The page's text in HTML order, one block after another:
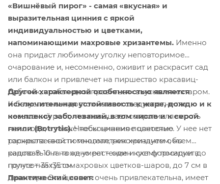
«Вишнёвый пирог» - самая «вкусная» и
выразительная цинния с яркой
индивидуальностью и цветками,
напоминающими махровые хризантемы. Именно
она придаст любимому уголку неповторимое
очарование и, несомненно, оживит и раскрасит сад
или балкон и привлечет на пиршество красавиц-
бабочек, чтобы «дозаправиться» вкусным нектаром.
К безусловным достоинствам следует отнести
невысокий рост, что повышает сопротивляемость
непогоде, а также нескончаемое цветение. У нее нет
торжественности многолетних хризантем, но
радовать она тоже умеет – один куст формирует до
полусотни густомахровых цветков-шаров, до 7 см в
диаметре. Эта цинния очень привлекательна, имеет
Другой характерной особенностью является
исключительная устойчивость к жаре, дождю и к
комплексу заболеваний, в том числе и к серой
гнили (Botrytis).Чтобы цинния полностью
раскрыла свой потенциал, рекомендуем объем
кашпо 8-10 л на одно растение и схему посадки в
грунте – 35х35 см.
Практический совет: